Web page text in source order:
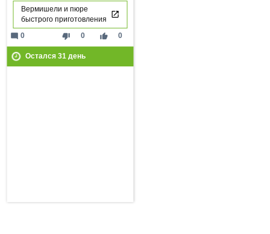
Вермишели и пюре
быстрого приготовления
thumb_down 0 thumb_up 0
mode_comment 0
Остался 31день